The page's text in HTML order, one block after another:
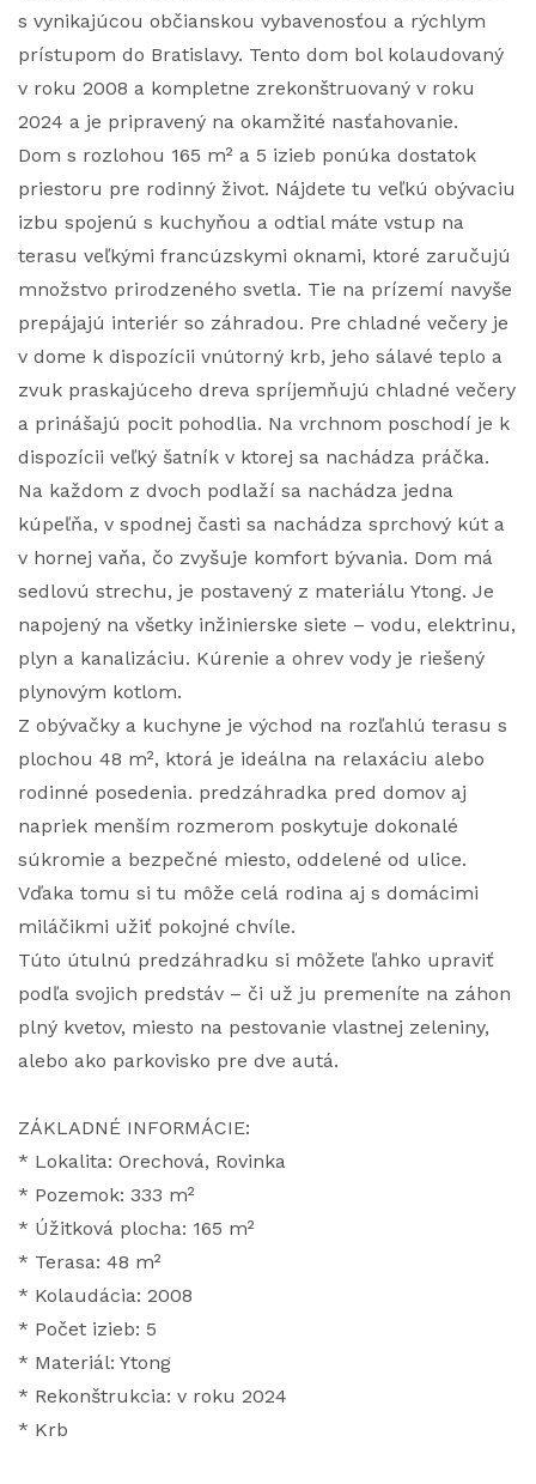
s vynikajúcou občianskou vybavenosťou a rýchlym
prístupom do Bratislavy. Tento dom bol kolaudovaný
v roku 2008 a kompletne zrekonštruovaný v roku
2024 a je pripravený na okamžité nasťahovanie.
Dom s rozlohou 165 m² a 5 izieb ponúka dostatok
priestoru pre rodinný život. Nájdete tu veľkú obývaciu
izbu spojenú s kuchyňou a odtial máte vstup na
terasu veľkými francúzskymi oknami, ktoré zaručujú
množstvo prirodzeného svetla. Tie na prízemí navyše
prepájajú interiér so záhradou. Pre chladné večery je
v dome k dispozícii vnútorný krb, jeho sálavé teplo a
zvuk praskajúceho dreva spríjemňujú chladné večery
a prinášajú pocit pohodlia. Na vrchnom poschodí je k
dispozícii veľký šatník v ktorej sa nachádza práčka.
Na každom z dvoch podlaží sa nachádza jedna
kúpeľňa, v spodnej časti sa nachádza sprchový kút a
v hornej vaňa, čo zvyšuje komfort bývania. Dom má
sedlovú strechu, je postavený z materiálu Ytong. Je
napojený na všetky inžinierske siete – vodu, elektrinu,
plyn a kanalizáciu. Kúrenie a ohrev vody je riešený
plynovým kotlom.
Z obývačky a kuchyne je východ na rozľahlú terasu s
plochou 48 m², ktorá je ideálna na relaxáciu alebo
rodinné posedenia. predzáhradka pred domov aj
napriek menším rozmerom poskytuje dokonalé
súkromie a bezpečné miesto, oddelené od ulice.
Vďaka tomu si tu môže celá rodina aj s domácimi
miláčikmi užiť pokojné chvíle.
Túto útulnú predzáhradku si môžete ľahko upraviť
podľa svojich predstáv – či už ju premeníte na záhon
plný kvetov, miesto na pestovanie vlastnej zeleniny,
alebo ako parkovisko pre dve autá.
ZÁKLADNÉ INFORMÁCIE:
* Lokalita: Orechová, Rovinka
* Pozemok: 333 m²
* Úžitková plocha: 165 m²
* Terasa: 48 m²
* Kolaudácia: 2008
* Počet izieb: 5
* Materiál: Ytong
* Rekonštrukcia: v roku 2024
* Krb